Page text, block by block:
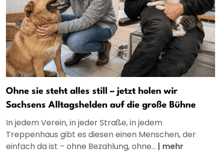
Ohne sie steht alles still – jetzt holen wir
Sachsens Alltagshelden auf die große Bühne
In jedem Verein, in jeder Straße, in jedem
Treppenhaus gibt es diesen einen Menschen, der
einfach da ist – ohne Bezahlung, ohne... | mehr